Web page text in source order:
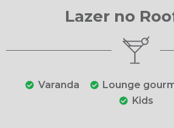
Lazer no
Varanda Lounge
Kids